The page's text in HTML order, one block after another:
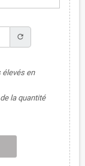
refresh
élevés en
la quantité